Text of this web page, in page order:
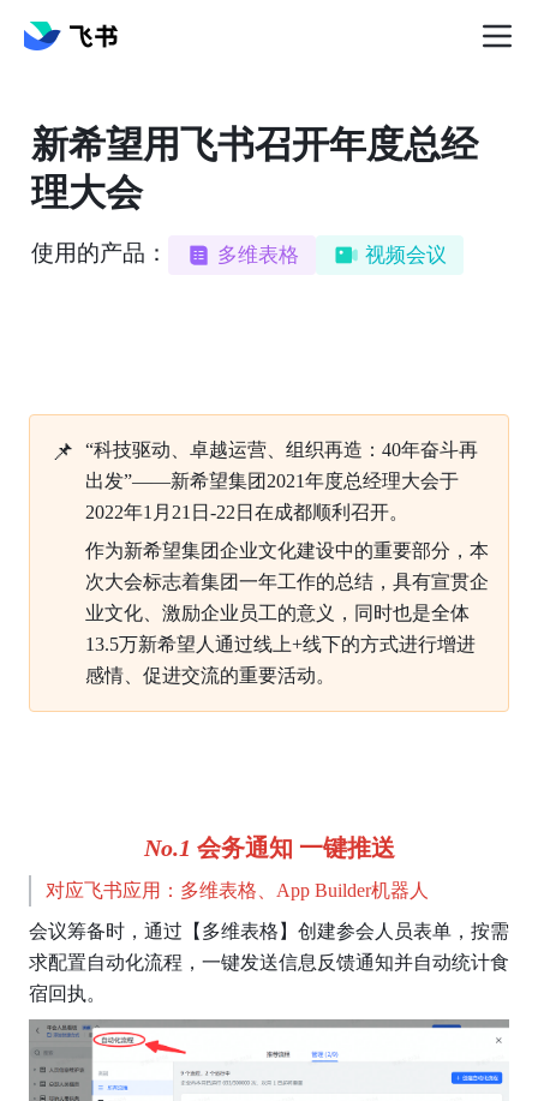
新希望用飞书召开年度总经
理大会
使用的产品： 多维表格 视频会议
📌
“科技驱动、卓越运营、组织再造：40年奋斗再
出发”——新希望集团2021年度总经理大会于
2022年1月21日-22日在成都顺利召开。
作为新希望集团企业文化建设中的重要部分，本
次大会标志着集团一年工作的总结，具有宣贯企
业文化、激励企业员工的意义，同时也是全体
13.5万新希望人通过线上+线下的方式进行增进
感情、促进交流的重要活动。
No.1 会务通知 一键推送
对应飞书应用：多维表格、App Builder机器人
会议筹备时，通过【多维表格】创建参会人员表单，按需
求配置自动化流程，一键发送信息反馈通知并自动统计食
宿回执。